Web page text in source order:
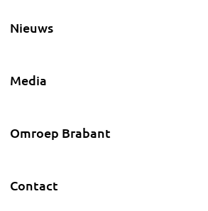
Nieuws
Media
Omroep Brabant
Contact